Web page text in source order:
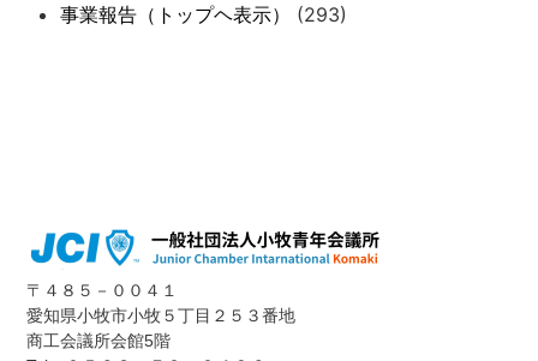
事業報告（トップヘ表示）
(293)
〒４８５－００４１
愛知県小牧市小牧５丁目２５３番地
商工会議所会館5階